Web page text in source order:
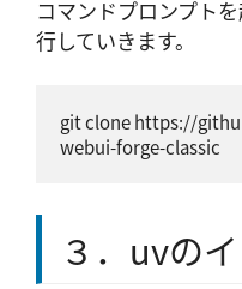
コマンドプロンプト
行していきます。
git clone https://
webui-forge-classic
３．uvの